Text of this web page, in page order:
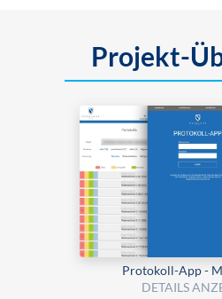
Projekt-
Protokoll-App -
DETAILS